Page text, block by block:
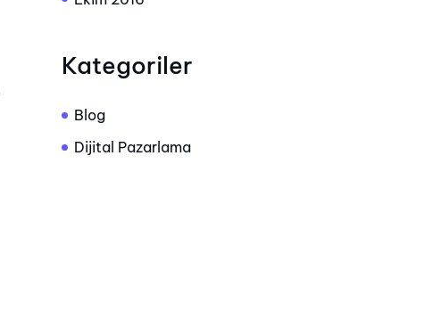
Kategoriler
Blog
Dijital Pazarlama